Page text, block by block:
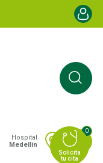
Menú
Hospital
Medellín
0
Solicita
tu cita